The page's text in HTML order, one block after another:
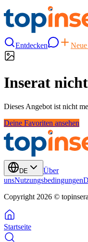
Entdecken
Inserat
Dieses Angebot ist nicht
Deine Favoriten ansehen
DE
Über
unsNutzungsbedingungen
Copyright 2026 ©
Startseite